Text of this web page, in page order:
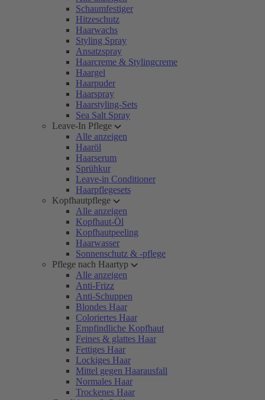
Schaumfestiger
Hitzeschutz
Haarwachs
Styling Spray
Ansatzspray
Haarcreme & Stylingcreme
Haargel
Haarpuder
Haarspray
Haarstyling-Sets
Sea Salt Spray
Leave-In Pflege
Alle anzeigen
Haaröl
Haarserum
Sprühkur
Leave-in Conditioner
Haarpflegesets
Kopfhautpflege
Alle anzeigen
Kopfhaut-Öl
Kopfhautpeeling
Haarwasser
Sonnenschutz & -pflege
Pflege nach Haartyp
Alle anzeigen
Anti-Frizz
Anti-Schuppen
Blondes Haar
Coloriertes Haar
Empfindliche Kopfhaut
Feines & glattes Haar
Fettiges Haar
Lockiges Haar
Mittel gegen Haarausfall
Normales Haar
Trockenes Haar